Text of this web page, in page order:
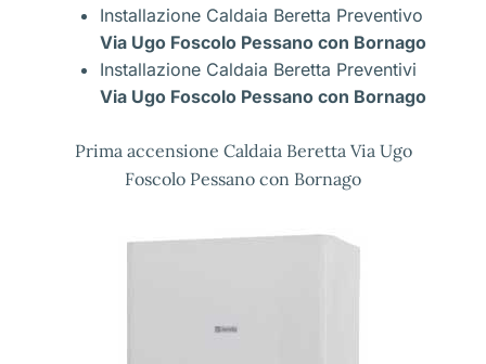
Installazione Caldaia Beretta Preventivo
Via Ugo Foscolo Pessano con Bornago
Installazione Caldaia Beretta Preventivi
Via Ugo Foscolo Pessano con Bornago
Prima accensione Caldaia Beretta Via Ugo
Foscolo Pessano con Bornago